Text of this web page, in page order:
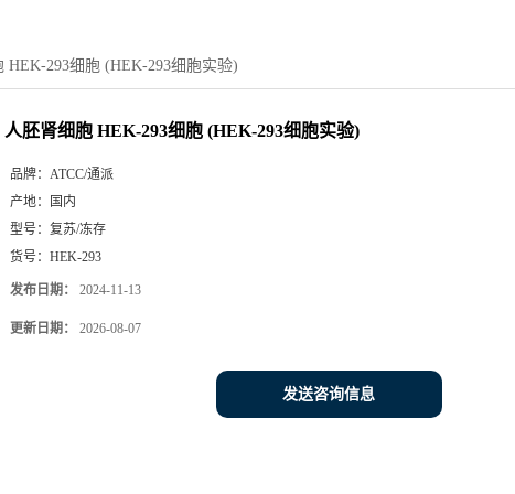
HEK-293细胞 (HEK-293细胞实验)
人胚肾细胞 HEK-293细胞 (HEK-293细胞实验)
品牌： ATCC/通派
产地：
国内
型号： 复苏/冻存
货号： HEK-293
发布日期： 2024-11-13
更新日期： 2026-08-07
发送咨询信息